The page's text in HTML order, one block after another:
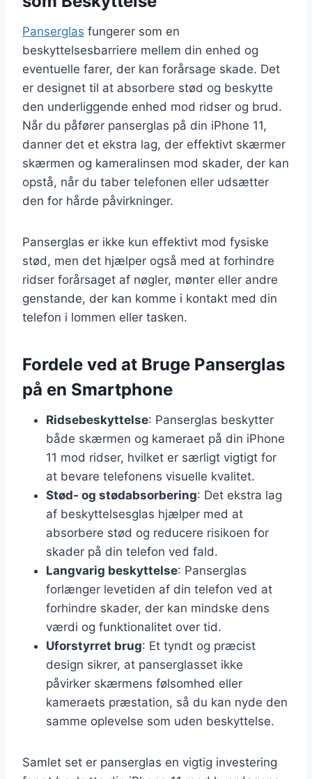
Panserglas fungerer som en
beskyttelsesbarriere mellem din enhed og
eventuelle farer, der kan forårsage skade. Det
er designet til at absorbere stød og beskytte
den underliggende enhed mod ridser og brud.
Når du påfører panserglas på din iPhone 11,
danner det et ekstra lag, der effektivt skærmer
skærmen og kameralinsen mod skader, der kan
opstå, når du taber telefonen eller udsætter
den for hårde påvirkninger.
Panserglas er ikke kun effektivt mod fysiske
stød, men det hjælper også med at forhindre
ridser forårsaget af nøgler, mønter eller andre
genstande, der kan komme i kontakt med din
telefon i lommen eller tasken.
Fordele ved at Bruge Panserglas
på en Smartphone
Ridsebeskyttelse: Panserglas beskytter
både skærmen og kameraet på din iPhone
11 mod ridser, hvilket er særligt vigtigt for
at bevare telefonens visuelle kvalitet.
Stød- og stødabsorbering: Det ekstra lag
af beskyttelsesglas hjælper med at
absorbere stød og reducere risikoen for
skader på din telefon ved fald.
Langvarig beskyttelse: Panserglas
forlænger levetiden af din telefon ved at
forhindre skader, der kan mindske dens
værdi og funktionalitet over tid.
Uforstyrret brug: Et tyndt og præcist
design sikrer, at panserglasset ikke
påvirker skærmens følsomhed eller
kameraets præstation, så du kan nyde den
samme oplevelse som uden beskyttelse.
Samlet set er panserglas en vigtig investering